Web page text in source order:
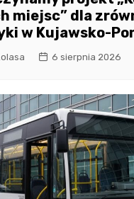
miejsc” dla
w Kujawsko-
6 sierpnia 2026